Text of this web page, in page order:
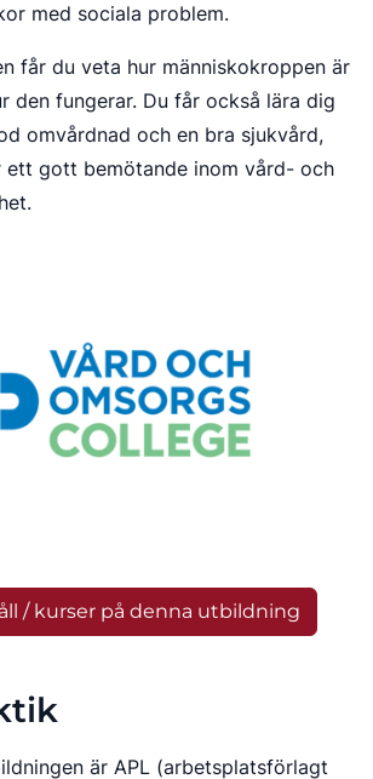
med sociala problem.
får du veta hur människokroppen är
den fungerar. Du får också lära dig
omvårdnad och en bra sjukvård,
ett gott bemötande inom vård- och
/ kurser på denna utbildning
är APL (arbetsplatsförlagt